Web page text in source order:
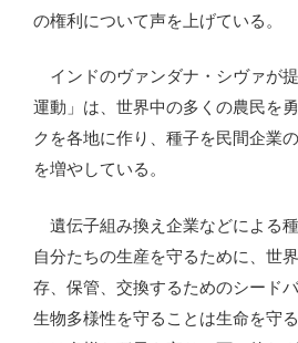
の権利について声を上げている。
インドのヴァンダナ・シヴァが
運動」は、世界中の多くの農民を
クを各地に作り、種子を民間企業
を増やしている。
遺伝子組み換え企業などによる種
自分たちの生産を守るために、世
存、保管、交換するためのシード
生物多様性を守ることは生命を守